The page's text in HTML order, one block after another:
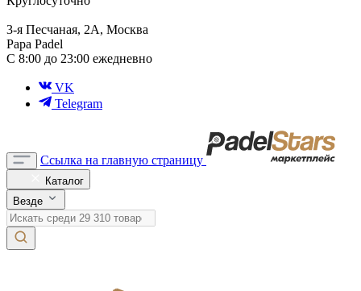
3-я Песчаная, 2А, Москва
Papa Padel
С 8:00 до 23:00 ежедневно
VK
Telegram
Ссылка на главную страницу
Каталог
Везде